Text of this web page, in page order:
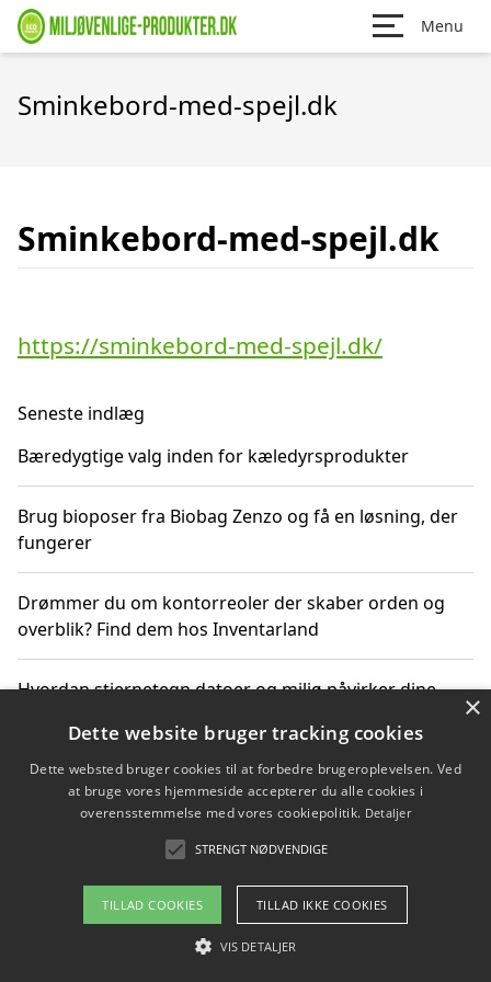
Menu
Sminkebord-med-spejl.dk
Sminkebord-med-spejl.dk
https://sminkebord-med-spejl.dk/
Seneste indlæg
Bæredygtige valg inden for kæledyrsprodukter
Brug bioposer fra Biobag Zenzo og få en løsning, der
fungerer
Drømmer du om kontorreoler der skaber orden og
overblik? Find dem hos Inventarland
Hvordan stjernetegn datoer og miljø påvirker dine
Bæredygtige gadgets til en grønnere hverdag
Om / kontakt
Blog Betingelser
×
Dette website bruger tracking cookies
Dette websted bruger cookies til at forbedre brugeroplevelsen. Ved
at bruge vores hjemmeside accepterer du alle cookies i
overensstemmelse med vores cookiepolitik. Detaljer
STRENGT NØDVENDIGE
TILLAD COOKIES TILLAD IKKE COOKIES
VIS DETALJER